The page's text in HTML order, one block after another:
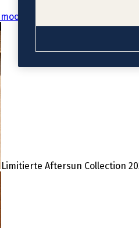
Limitierte Aftersun Collection